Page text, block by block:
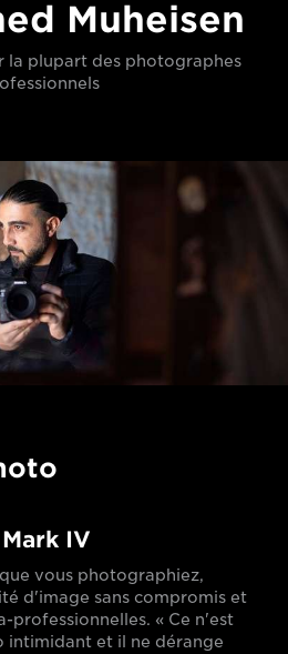
Muheisen
la plupart des photographes
IV
vous photographiez,
d'image sans compromis et
professionnelles. « Ce n'est
intimidant et il ne dérange